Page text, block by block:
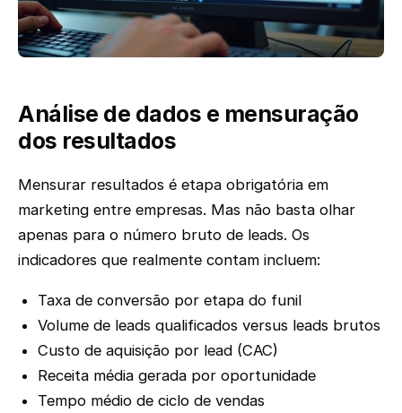
Análise de dados e mensuração
dos resultados
Mensurar resultados é etapa obrigatória em
marketing entre empresas. Mas não basta olhar
apenas para o número bruto de leads. Os
indicadores que realmente contam incluem:
Taxa de conversão por etapa do funil
Volume de leads qualificados versus leads brutos
Custo de aquisição por lead (CAC)
Receita média gerada por oportunidade
Tempo médio de ciclo de vendas